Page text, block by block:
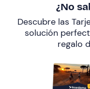
¿No
Descubre las
solución
regalo